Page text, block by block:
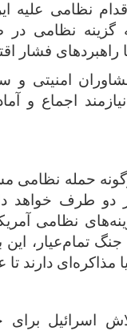
نظامی علیه
نظامی در
راهبردهای فشار
امنیتی
اجماع و
حمله نظامی
دو طرف خواهد
نظامی
تمام‌عیار،
مذاکره‌ای دارند تا
اسرائیل